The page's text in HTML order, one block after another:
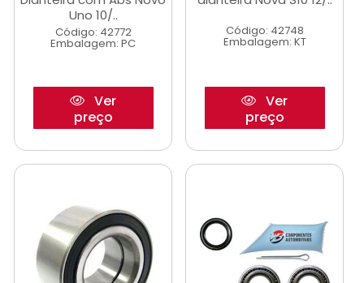
Uno 10/..
Código: 42772
Embalagem: PC
Ver
preço
Código: 42748
Embalagem: KT
Ver
preço